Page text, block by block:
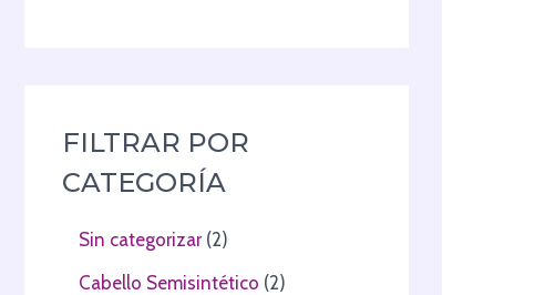
FILTRAR POR
CATEGORÍA
Sin categorizar 2
Cabello Semisintético 2